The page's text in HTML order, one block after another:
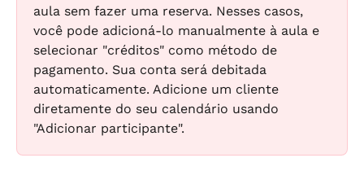
aula sem fazer uma reserva. Nesses casos,
você pode adicioná-lo manualmente à aula e
selecionar "créditos" como método de
pagamento. Sua conta será debitada
automaticamente. Adicione um cliente
diretamente do seu calendário usando
"Adicionar participante".